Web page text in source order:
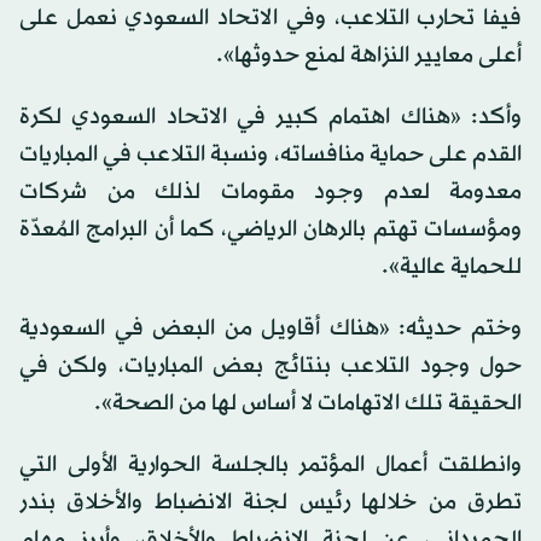
فيفا تحارب التلاعب، وفي الاتحاد السعودي نعمل على
أعلى معايير النزاهة لمنع حدوثها».
وأكد: «هناك اهتمام كبير في الاتحاد السعودي لكرة
القدم على حماية منافساته، ونسبة التلاعب في المباريات
معدومة لعدم وجود مقومات لذلك من شركات
ومؤسسات تهتم بالرهان الرياضي، كما أن البرامج المُعدّة
للحماية عالية».
وختم حديثه: «هناك أقاويل من البعض في السعودية
حول وجود التلاعب بنتائج بعض المباريات، ولكن في
الحقيقة تلك الاتهامات لا أساس لها من الصحة».
وانطلقت أعمال المؤتمر بالجلسة الحوارية الأولى التي
تطرق من خلالها رئيس لجنة الانضباط والأخلاق بندر